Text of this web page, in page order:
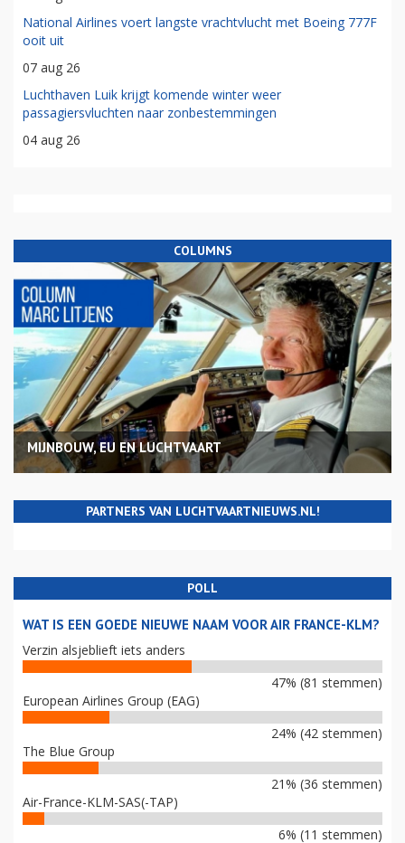
National Airlines voert langste vrachtvlucht met Boeing 777F
ooit uit
07 aug 26
Luchthaven Luik krijgt komende winter weer
passagiersvluchten naar zonbestemmingen
04 aug 26
COLUMNS
MIJNBOUW, EU EN LUCHTVAART
PARTNERS VAN LUCHTVAARTNIEUWS.NL!
POLL
WAT IS EEN GOEDE NIEUWE NAAM VOOR AIR FRANCE-KLM?
Verzin alsjeblieft iets anders
47% (81 stemmen)
European Airlines Group (EAG)
24% (42 stemmen)
The Blue Group
21% (36 stemmen)
Air-France-KLM-SAS(-TAP)
6% (11 stemmen)